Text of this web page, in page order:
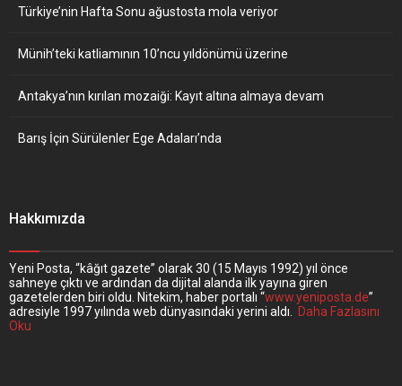
Türkiye’nin Hafta Sonu ağustosta mola veriyor
Münih’teki katliamının 10’ncu yıldönümü üzerine
Antakya’nın kırılan mozaiği: Kayıt altına almaya devam
Barış İçin Sürülenler Ege Adaları’nda
Hakkımızda
Yeni Posta, “kâğıt gazete” olarak 30 (15 Mayıs 1992) yıl önce
sahneye çıktı ve ardından da dijital alanda ilk yayına giren
gazetelerden biri oldu. Nitekim, haber portalı “www.yeniposta.de”
adresiyle 1997 yılında web dünyasındaki yerini aldı.
Daha Fazlasını
Oku